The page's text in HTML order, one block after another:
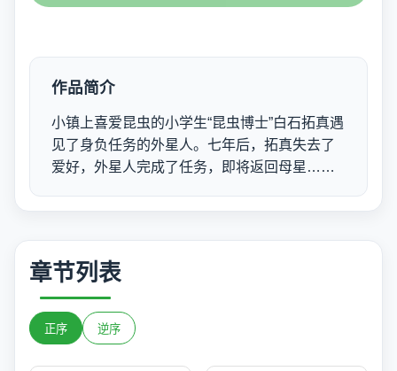
作品简介
小镇上喜爱昆虫的小学生“昆虫博士”白石拓真遇
见了身负任务的外星人。七年后，拓真失去了
爱好，外星人完成了任务，即将返回母星……
章节列表
正序 逆序